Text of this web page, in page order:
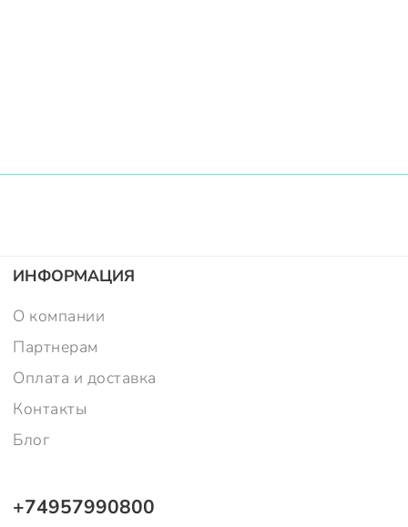
ИНФОРМАЦИЯ
О компании
Партнерам
Оплата и доставка
Контакты
Блог
+74957990800